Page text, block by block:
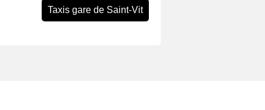
Taxis gare de Saint-Vit